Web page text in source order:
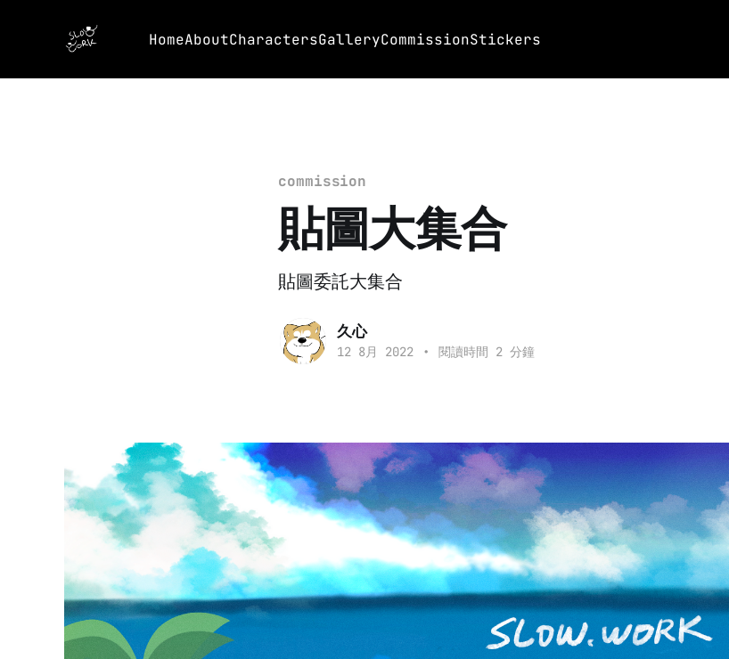
HomeAboutCharactersGalleryCommissionStickers
commission
貼圖大集合
貼圖委託大集合
久心
12 8月 2022 • 閱讀時間 2 分鐘